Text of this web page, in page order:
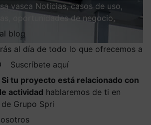
vasca Noticias, casos de uso,
oportunidades de negocio,
blog
al día de todo lo que ofrecemos a
Suscríbete aquí
Si tu proyecto está relacionado con
actividad hablaremos de ti en
Grupo Spri